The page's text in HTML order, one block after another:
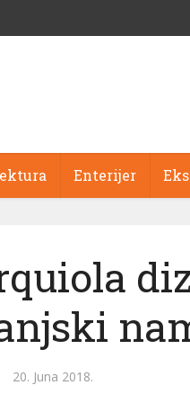
Enterijer
20. Juna 2018.